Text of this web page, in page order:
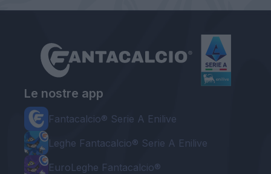
Le nostre app
Fantacalcio® Serie A Enilive
Leghe Fantacalcio® Serie A Enilive
EuroLeghe Fantacalcio®